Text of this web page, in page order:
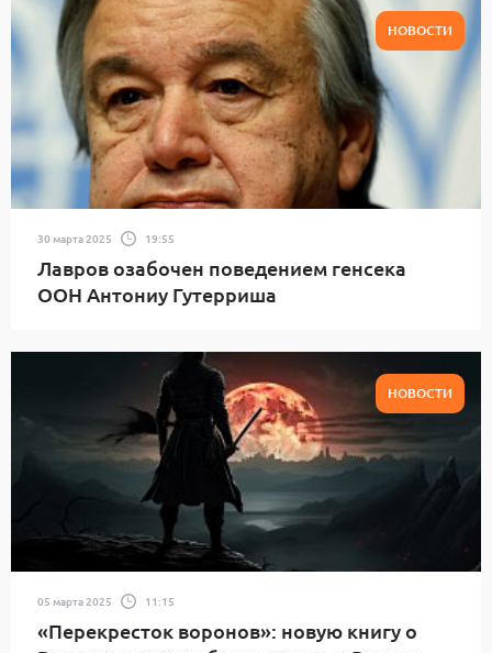
НОВОСТИ
30 марта 2025 19:55
Лавров озабочен поведением генсека
ООН Антониу Гутерриша
НОВОСТИ
05 марта 2025 11:15
«Перекресток воронов»: новую книгу о